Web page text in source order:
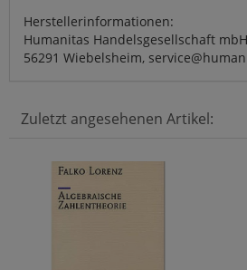
Herstellerinformationen:
Humanitas Handelsgesellschaft
56291 Wiebelsheim,
Zuletzt angesehenen Artikel: